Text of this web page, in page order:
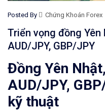
Posted By Chứng Khoán Forex
Triển vọng đồng Yên
AUD/JPY, GBP/JPY
Đồng Yên
AUD/JPY,
kỹ thuật